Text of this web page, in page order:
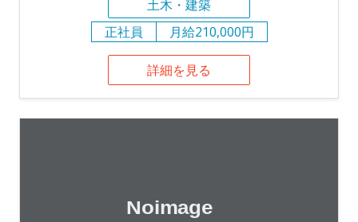
土木・建築
正社員
月給210,000円
詳細を見る